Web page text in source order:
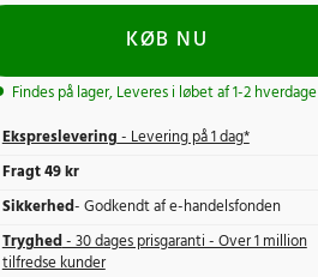
KØB NU
Findes på lager, Leveres i løbet af 1-2 hverdage
Ekspreslevering- Levering på 1 dag*
Fragt 49 kr
Sikkerhed- Godkendt af e-handelsfonden
Tryghed- 30 dages prisgaranti - Over 1 million
tilfredse kunder